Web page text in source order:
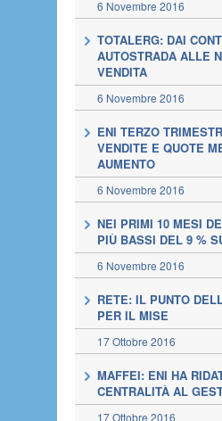
6 Novembre 2016
TOTALERG: DAI
AUTOSTRADA ALLE
VENDITA
6 Novembre 2016
ENI TERZO
VENDITE E QUOTE
AUMENTO
6 Novembre 2016
NEI PRIMI 10 MESI
PIÙ BASSI DEL 9 %
6 Novembre 2016
RETE: IL PUNTO
PER IL MISE
17 Ottobre 2016
MAFFEI: ENI HA
CENTRALITÀ AL
17 Ottobre 2016